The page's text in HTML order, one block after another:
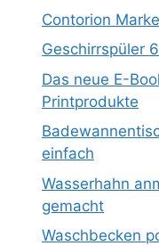
Contorion
Geschirrspüler
Das neue E-
Printprodukte
einfach
Wasserhahn
gemacht
Waschbecken